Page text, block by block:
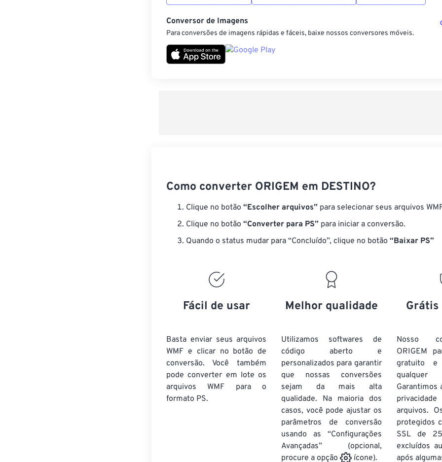
Conversor de Imagens
Para conversões de imagens rápidas e fáceis, baixe nossos conversores móveis.
Como converter ORIGEM em DESTINO?
Clique no botão “Escolher arquivos” para selecionar seus arquivos
Clique no botão “Converter para PS” para iniciar a conversão.
Quando o status mudar para “Concluído”, clique no botão “Baixar PS”
Fácil de usar
Basta enviar seus arquivos
WMF e clicar no botão de
conversão. Você também
pode converter em loteos
arquivos WMF para o
formato PS.
Melhor qualidade
Utilizamos softwares de
código aberto e
personalizados para garantir
que nossas conversões
sejam da mais alta
qualidade. Na maioria dos
casos, você pode ajustar os
parâmetros de conversão
usando as “Configurações
Avançadas” (opcional,
procure a opção
ícone).
Grátis
Nosso
ORIGEM
gratuito e
qualquer
Garantimos
arquivos.
protegidos
SSL de
excluídos
após